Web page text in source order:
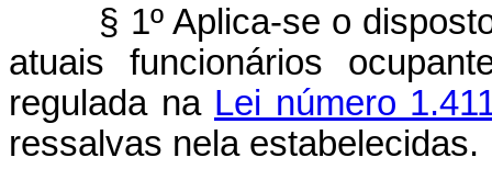
§ 1º Aplica-se o
atuais funcionários
regulada na Lei número
ressalvas nela estabelecidas.